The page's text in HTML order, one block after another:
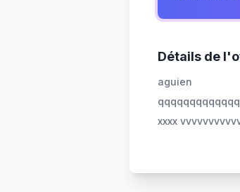
Détails de
aguien
xxxx